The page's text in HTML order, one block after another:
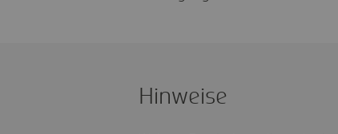
Hinweise